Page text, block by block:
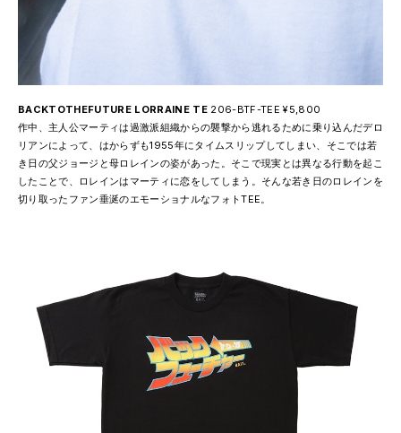
BACKTOTHEFUTURE LORRAINE TE206-BTF-TEE ¥5,800
作中、主人公マーティは過激派組織からの襲撃から逃れるために乗り込んだデロ
リアンによって、はからずも1955年にタイムスリップしてしまい、そこでは若
き日の父ジョージと母ロレインの姿があった。そこで現実とは異なる行動を起こ
したことで、ロレインはマーティに恋をしてしまう。そんな若き日のロレインを
切り取ったファン垂涎のエモーショナルなフォトTEE。